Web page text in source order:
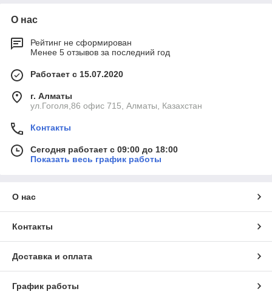
О нас
Рейтинг не сформирован
Менее 5 отзывов за последний год
Работает с 15.07.2020
г. Алматы
ул.Гоголя,86 офис 715, Алматы, Казахстан
Контакты
Сегодня работает с 09:00 до 18:00
Показать весь график работы
О нас
Контакты
Доставка и оплата
График работы